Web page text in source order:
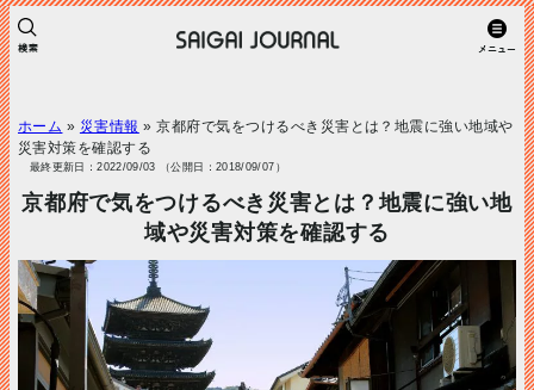
ホーム » 災害情報 » 京都府で気をつけるべき災害とは？地震に強い地域や
災害対策を確認する
最終更新日：2022/09/03 （公開日：2018/09/07）
京都府で気をつけるべき災害とは？地震に強い地
域や災害対策を確認する